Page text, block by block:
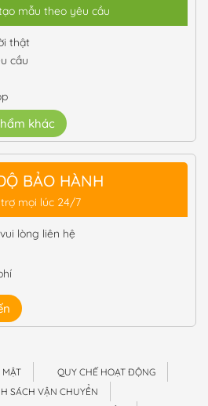
mẫu theo yêu cầu
thật
cầu
khác
BẢO HÀNH
mọi lúc 24/7
lòng liên hệ
QUY CHẾ HOẠT ĐỘNG
SÁCH VẬN CHUYỂN